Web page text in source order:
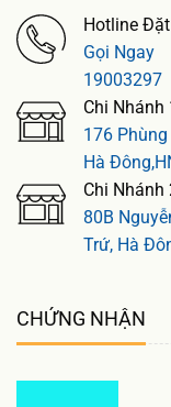
Hotline
Gọi Ngay
19003297
Chi Nhánh
176
Hà
Chi Nhánh
80B
Trứ, Hà
CHỨNG NHẬN